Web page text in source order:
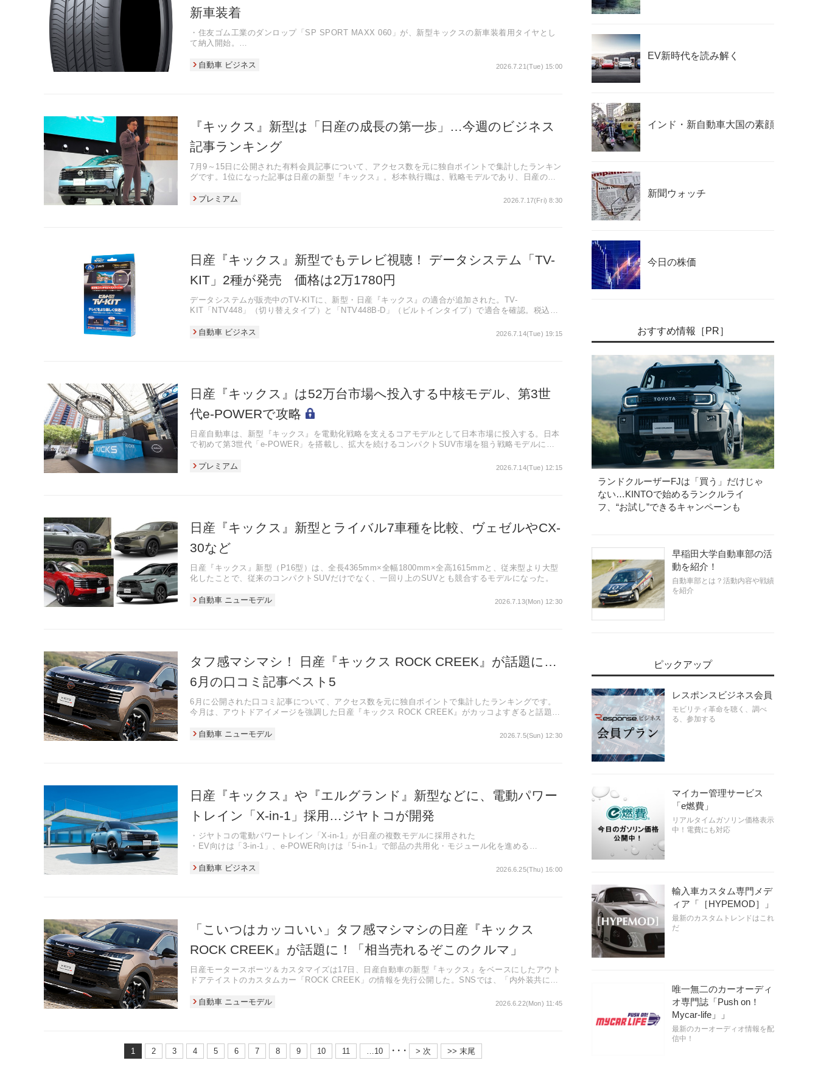
自動車 ビジネス 2026.7.21(Tue) 15:00
新車装着
・住友ゴム工業のダンロップ「SP SPORT MAXX 060」が、新型キックスの新車装着用タイヤとし
て納入開始。
性能を大幅に向上させたコンパクトSUVに進化した。
プレミアム 2026.7.17(Fri) 8:30
『キックス』新型は「日産の成長の第一歩」…今週のビジネス
記事ランキング
7月9～15日に公開された有料会員記事について、アクセス数を元に独自ポイントで集計したランキン
グです。1位になった記事は日産の新型『キックス』。杉本執行職は、戦略モデルであり、日産の成
自動車 ビジネス 2026.7.14(Tue) 19:15
日産『キックス』新型でもテレビ視聴！ データシステム「TV-
KIT」2種が発売 価格は2万1780円
データシステムが販売中のTV-KITに、新型・日産『キックス』の適合が追加された。TV-
KIT「NTV448」（切り替えタイプ）と「NTV448B-D」（ビルトインタイプ）で適合を確認。税込み
プレミアム 2026.7.14(Tue) 12:15
日産『キックス』は52万台市場へ投入する中核モデル、第3世
代e-POWERで攻略
日産自動車は、新型『キックス』を電動化戦略を支えるコアモデルとして日本市場に投入する。日本
で初めて第3世代「e-POWER」を搭載し、拡大を続けるコンパクトSUV市場を狙う戦略モデルに位
自動車 ニューモデル 2026.7.13(Mon) 12:30
日産『キックス』新型とライバル7車種を比較、ヴェゼルやCX-
30など
日産『キックス』新型（P16型）は、全長4365mm×全幅1800mm×全高1615mmと、従来型より大型
化したことで、従来のコンパクトSUVだけでなく、一回り上のSUVとも競合するモデルになった。
自動車 ニューモデル 2026.7.5(Sun) 12:30
タフ感マシマシ！ 日産『キックス ROCK CREEK』が話題に…
6月の口コミ記事ベスト5
6月に公開された口コミ記事について、アクセス数を元に独自ポイントで集計したランキングです。
今月は、アウトドアイメージを強調した日産『キックス ROCK CREEK』がカッコよすぎると話題に
自動車 ビジネス 2026.6.25(Thu) 16:00
日産『キックス』や『エルグランド』新型などに、電動パワー
トレイン「X-in-1」採用…ジヤトコが開発
・ジヤトコの電動パワートレイン「X-in-1」が日産の複数モデルに採用された
・EV向けは「3-in-1」、e-POWER向けは「5-in-1」で部品の共用化・モジュール化を進める
自動車 ニューモデル 2026.6.22(Mon) 11:45
「こいつはカッコいい」タフ感マシマシの日産『キックス
ROCK CREEK』が話題に！「相当売れるぞこのクルマ」
日産モータースポーツ＆カスタマイズは17日、日産自動車の新型『キックス』をベースにしたアウト
ドアテイストのカスタムカー「ROCK CREEK」の情報を先行公開した。SNSでは、「内外装共に自
1 2 3 4 5 6 7 8 9 10 11 …10 ・・・ > 次 >> 末尾
EV新時代を読み解く
インド・新自動車大国の素顔
新聞ウォッチ
今日の株価
おすすめ情報［PR］
ランドクルーザーFJは「買う」だけじゃ
ない…KINTOで始めるランクルライ
フ、“お試し”できるキャンペーンも
早稲田大学自動車部の活
動を紹介！
自動車部とは？活動内容や戦績
を紹介
ピックアップ
レスポンスビジネス会員
モビリティ革命を聴く、調べ
る、参加する
マイカー管理サービス
「e燃費」
リアルタイムガソリン価格表示
中！電費にも対応
輸入車カスタム専門メデ
ィア「［HYPEMOD］」
最新のカスタムトレンドはこれ
だ
唯一無二のカーオーディ
オ専門誌「Push on！
Mycar-life」」
最新のカーオーディオ情報を配
信中！